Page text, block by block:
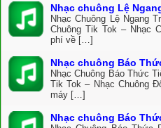
Nhạc chuông Lệ
Nhạc Chuông Lệ Ngang
Chuông Tik Tok – Nhạc
phí về […]
Nhạc chuông Báo
Nhạc Chuông Báo Thức
Tik Tok – Nhạc Chuông
máy […]
Nhạc chuông Báo